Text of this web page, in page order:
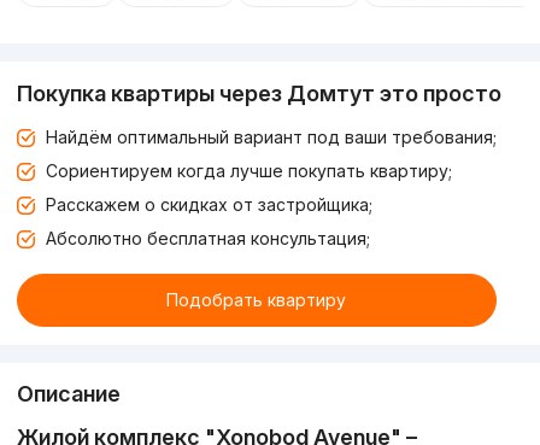
Покупка квартиры через Домтут это просто
Найдём оптимальный вариант под ваши требования;
Сориентируем когда лучше покупать квартиру;
Расскажем о скидках от застройщика;
Абсолютно бесплатная консультация;
Подобрать квартиру
Описание
Жилой комплекс "Xonobod Avenue" –